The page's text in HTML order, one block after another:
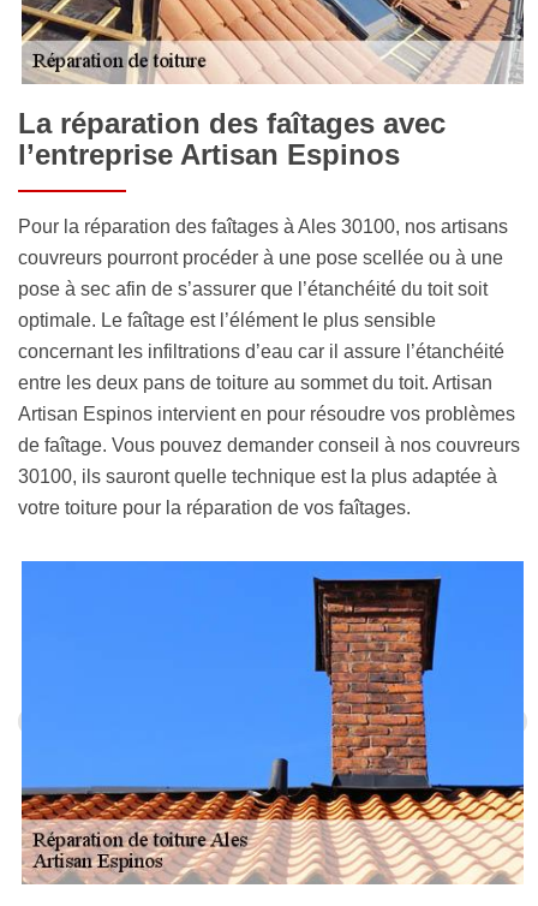
La réparation des faîtages avec
l’entreprise Artisan Espinos
Pour la réparation des faîtages à Ales 30100, nos artisans
couvreurs pourront procéder à une pose scellée ou à une
pose à sec afin de s’assurer que l’étanchéité du toit soit
optimale. Le faîtage est l’élément le plus sensible
concernant les infiltrations d’eau car il assure l’étanchéité
entre les deux pans de toiture au sommet du toit. Artisan
Artisan Espinos intervient en pour résoudre vos problèmes
de faîtage. Vous pouvez demander conseil à nos couvreurs
30100, ils sauront quelle technique est la plus adaptée à
votre toiture pour la réparation de vos faîtages.